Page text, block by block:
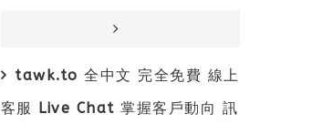
tawk.to 全中文 完全免費 線上
客服 Live Chat 掌握客戶動向 訊